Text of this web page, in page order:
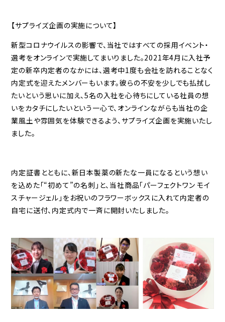
【サプライズ企画の実施について】
新型コロナウイルスの影響で、当社ではすべての採用イベント・
選考をオンラインで実施してまいりました。2021年4月に入社予
定の新卒内定者のなかには、選考中1度も会社を訪れることなく
内定式を迎えたメンバーもいます。彼らの不安を少しでも払拭し
たいという思いに加え、5名の入社を心待ちにしている社員の想
いをカタチにしたいという一心で、オンラインながらも当社の企
業風土や雰囲気を体験できるよう、サプライズ企画を実施いたし
ました。
内定証書とともに、新日本製薬の新たな一員になるという想い
を込めた「“初めて”の名刺」と、当社商品「パーフェクトワン モイ
スチャージェル」をお祝いのフラワーボックスに入れて内定者の
自宅に送付、内定式内で一斉に開封いたしました。